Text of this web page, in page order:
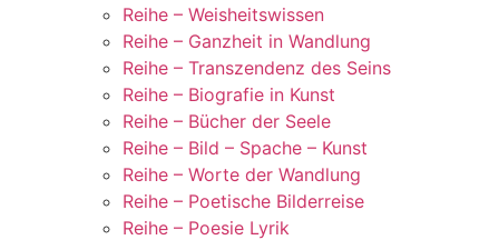
Reihe – Weisheitswissen
Reihe – Ganzheit in Wandlung
Reihe – Transzendenz des Seins
Reihe – Biografie in Kunst
Reihe – Bücher der Seele
Reihe – Bild – Spache – Kunst
Reihe – Worte der Wandlung
Reihe – Poetische Bilderreise
Reihe – Poesie Lyrik